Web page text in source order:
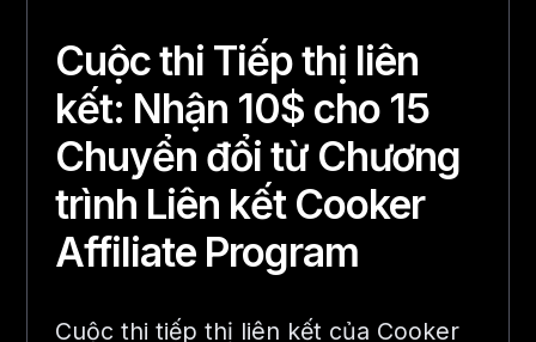
Cuộc thi Tiếp thị liên
kết: Nhận 10$ cho 15
Chuyển đổi từ Chương
trình Liên kết Cooker
Affiliate Program
Cuộc thi tiếp thị liên kết của Cooker